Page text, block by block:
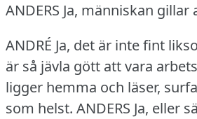
ANDERS Ja, människan gillar
ANDRÉ Ja, det är inte fint
är så jävla gött att vara
ligger hemma och läser,
som helst. ANDERS Ja, eller